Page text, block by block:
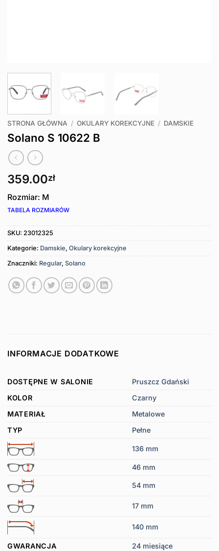
STRONA GŁÓWNA / OKULARY KOREKCYJNE / DAMSKIE
Solano S 10622 B
359.00zł
Rozmiar: M
TABELA ROZMIARÓW
SKU: 23012325
Kategorie: Damskie, Okulary korekcyjne
Znaczniki: Regular, Solano
INFORMACJE DODATKOWE
DOSTĘPNE W SALONIE
Pruszcz Gdański
KOLOR
Czarny
MATERIAŁ
Metalowe
TYP
Pełne
136 mm
46 mm
54 mm
17 mm
140 mm
GWARANCJA 24 miesiące